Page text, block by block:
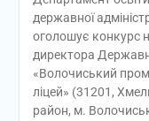
державної
оголошує конкурс
директора
«Волочиський
ліцей» (31201,
район, м.